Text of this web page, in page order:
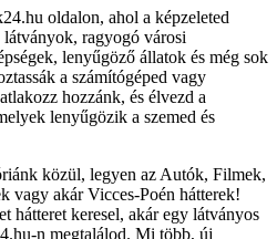
oldalon, ahol a képzeleted
ragyogó városi
lenyűgöző állatok és még sok
a számítógéped vagy
hozzánk, és élvezd a
lenyűgözik a szemed és
közül, legyen az Autók, Filmek,
vagy akár Vicces-Poén hátterek!
hátteret keresel, akár egy látványos
n megtalálod. Mi több, új